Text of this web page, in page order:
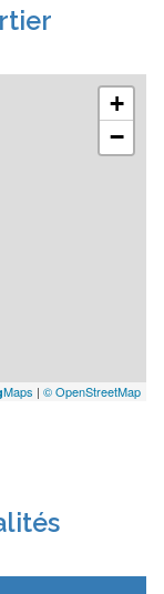
+
−
Maps | © OpenStreetMap